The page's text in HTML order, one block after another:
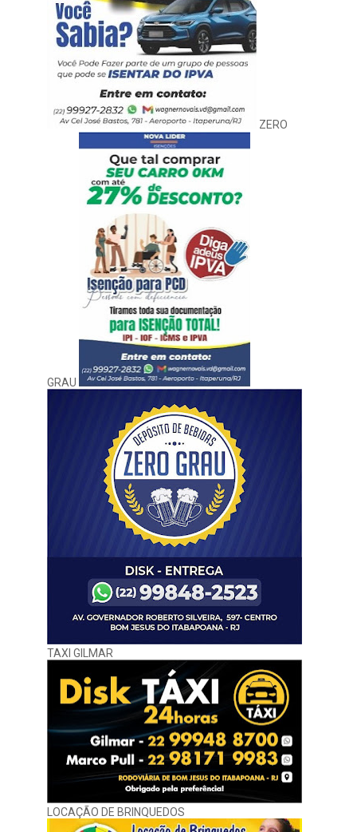
ZERO
GRAU
TAXI GILMAR
LOCAÇÃO DE BRINQUEDOS